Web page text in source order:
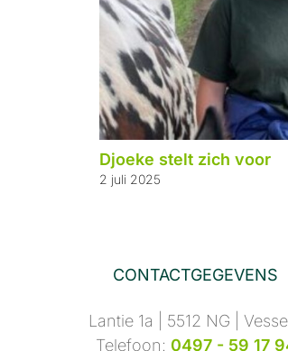
Djoeke stelt zich voor
2 juli 2025
CONTACTGEGEVENS
Lantie 1a | 5512 NG |
Telefoon: 0497 - 59 17